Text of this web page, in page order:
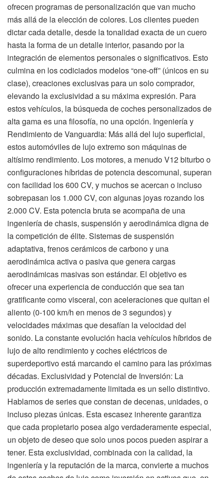
ofrecen programas de personalización que van mucho
más allá de la elección de colores. Los clientes pueden
dictar cada detalle, desde la tonalidad exacta de un cuero
hasta la forma de un detalle interior, pasando por la
integración de elementos personales o significativos. Esto
culmina en los codiciados modelos “one-off” (únicos en su
clase), creaciones exclusivas para un solo comprador,
elevando la exclusividad a su máxima expresión. Para
estos vehículos, la búsqueda de coches personalizados de
alta gama es una filosofía, no una opción. Ingeniería y
Rendimiento de Vanguardia: Más allá del lujo superficial,
estos automóviles de lujo extremo son máquinas de
altísimo rendimiento. Los motores, a menudo V12 biturbo o
configuraciones híbridas de potencia descomunal, superan
con facilidad los 600 CV, y muchos se acercan o incluso
sobrepasan los 1.000 CV, con algunas joyas rozando los
2.000 CV. Esta potencia bruta se acompaña de una
ingeniería de chasis, suspensión y aerodinámica digna de
la competición de élite. Sistemas de suspensión
adaptativa, frenos cerámicos de carbono y una
aerodinámica activa o pasiva que genera cargas
aerodinámicas masivas son estándar. El objetivo es
ofrecer una experiencia de conducción que sea tan
gratificante como visceral, con aceleraciones que quitan el
aliento (0-100 km/h en menos de 3 segundos) y
velocidades máximas que desafían la velocidad del
sonido. La constante evolución hacia vehículos híbridos de
lujo de alto rendimiento y coches eléctricos de
superdeportivo está marcando el camino para las próximas
décadas. Exclusividad y Potencial de Inversión: La
producción extremadamente limitada es un sello distintivo.
Hablamos de series que constan de decenas, unidades, o
incluso piezas únicas. Esta escasez inherente garantiza
que cada propietario posea algo verdaderamente especial,
un objeto de deseo que solo unos pocos pueden aspirar a
tener. Esta exclusividad, combinada con la calidad, la
ingeniería y la reputación de la marca, convierte a muchos